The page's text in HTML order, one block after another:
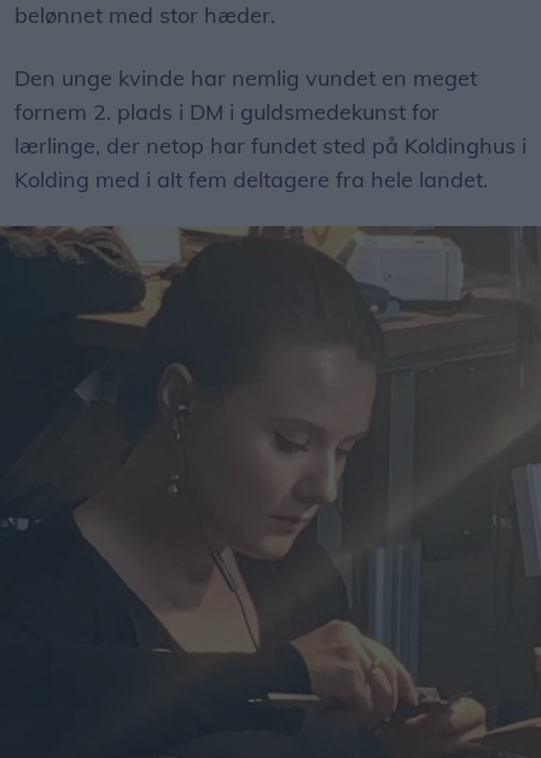
belønnet med stor hæder.
Den unge kvinde har nemlig vundet en meget
fornem 2. plads i DM i guldsmedekunst for
lærlinge, der netop har fundet sted på Koldinghus i
Kolding med i alt fem deltagere fra hele landet.